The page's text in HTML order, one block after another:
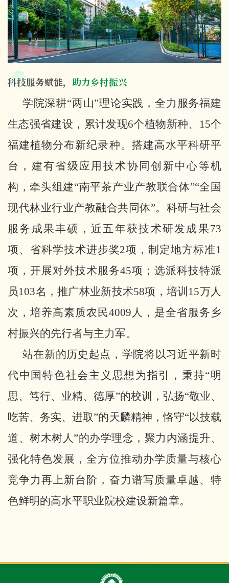
科技服务赋能， 助力乡村振兴
学院深耕“两山”理论实践，全力服务福建
生态强省建设，累计发现6个植物新种、15个
福建植物分布新纪录种。搭建高水平科研平
台，建有省级应用技术协同创新中心等机
构，牵头组建“南平茶产业产教联合体”“全国
现代林业行业产教融合共同体”。科研与社会
服务成果丰硕，近五年获技术研发成果73
项、省科学技术进步奖2项，制定地方标准1
项，开展对外技术服务45项；选派科技特派
员103名，推广林业新技术58项，培训15万人
次，培养高素质农民4009人，是全省服务乡
村振兴的先行者与主力军。
站在新的历史起点，学院将以习近平新时
代中国特色社会主义思想为指引，秉持“明
思、笃行、业精、德厚”的校训，弘扬“敬业、
吃苦、务实、进取”的天麟精神，恪守“以技载
道、树木树人”的办学理念，聚力内涵提升、
强化特色发展，全方位推动办学质量与核心
竞争力再上新台阶，奋力谱写质量卓越、特
色鲜明的高水平职业院校建设新篇章。